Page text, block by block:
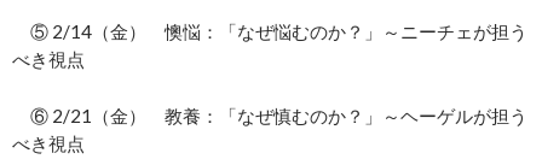
⑤ 2/14（金） 懊悩：「なぜ悩むのか？」～ニーチェが担う
べき視点
⑥ 2/21（金） 教養：「なぜ慎むのか？」～ヘーゲルが担う
べき視点